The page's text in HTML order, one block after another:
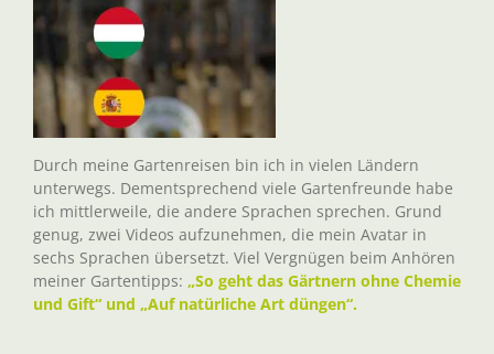
Durch meine Gartenreisen bin ich in vielen Ländern
unterwegs. Dementsprechend viele Gartenfreunde habe
ich mittlerweile, die andere Sprachen sprechen. Grund
genug, zwei Videos aufzunehmen, die mein Avatar in
sechs Sprachen übersetzt. Viel Vergnügen beim Anhören
meiner Gartentipps: „So geht das Gärtnern ohne Chemie
und Gift“ und „Auf natürliche Art düngen“.